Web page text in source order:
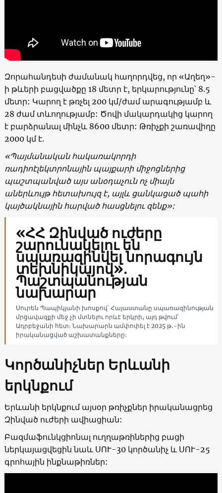
Զորահանդեսի ժամանակ հաղորդվեց, որ «Աղեղ»-
ի թևերի բացվածքը 18 մետր է, երկարությունը՝ 8.5
մետր: Կարող է թռչել 200 կմ/ժամ արագությամբ և
28 ժամ տևողությամբ: Ծովի մակարդակից կարող
է բարձրանալ մինչև 8600 մետր: Թռիչքի շառավիղը
2000 կմ է.
«Պայմանական հակառակորդի
ռադիոէլեկտրոնային պայքարի միջոցներից
պաշտպանված այս անօդաչուն ոչ միայն
աներևույթ հետախույզ է, այլև ցանկացած պահի
կայծակնային հարված հասցնելու զենք»:
«ՀՀ Զինված ուժերը
շարունակելու են
սպառազինվել նորագույն
տեխնիկայով»․
Պաշտպանության
նախարար
Սուրեն Պապիկյանի խոսքով՝ Հայաստանը սպառազինության
մրցավազքի մեջ չի մտնելու որևէ երկրի, այդ թվում՝
Ադրբեջանի հետ։ Նախարարն ամփոփել է 2025 թ․-ին
իրականացված աշխատանքները։
Կործանիչներ Երևանի
երկնքում
Երևանի երկնքում այսօր թռիչքներ իրականացրեց
Զինված ուժերի ավիացիան:
Բազմաֆունկցիոնալ ուղղաթռիներից բացի
ներկայացվեցին նաև ՍՈՒ-30 կործանիչ և ՍՈՒ-25
գրոհային ինքնաթիռներ: